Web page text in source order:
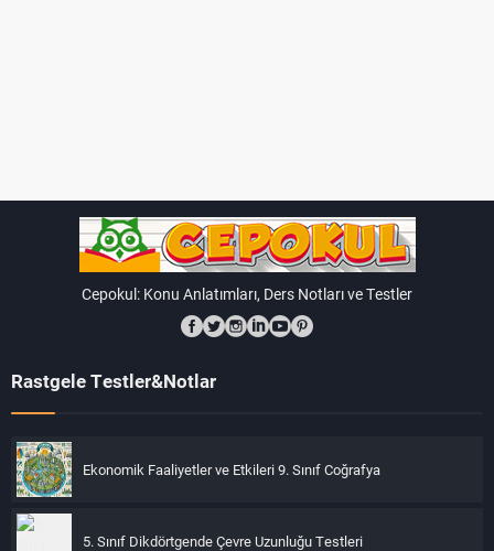
Cepokul: Konu Anlatımları, Ders Notları ve Testler
Rastgele Testler&Notlar
Ekonomik Faaliyetler ve Etkileri 9. Sınıf Coğrafya
5. Sınıf Dikdörtgende Çevre Uzunluğu Testleri